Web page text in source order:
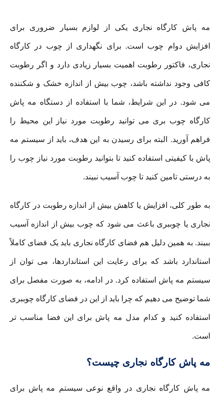
مه پاش کارگاه نجاری یکی از لوازم بسیار ضروری برای
افزایش دوام چوب است. برای نگهداری از چوب در کارگاه
نجاری، فاکتور رطوبت اهمیت بسیار زیادی دارد و اگر رطوبت
کافی وجود نداشته باشد، چوب بیش از اندازه خشک و شکننده
می شود. در این شرایط، شما با استفاده از دستگاه مه پاش
کارگاه چوب بری می توانید رطوبت مورد نیاز این محیط را
فراهم آورید. البته برای رسیدن به این هدف، باید از سیستم مه
پاش با کیفیتی استفاده کنید تا بتوانید رطوبت مورد نیاز چوب را
به درستی تامین کنید تا چوب آسیب نبیند.
به طور کلی، افزایش یا کاهش بیش از اندازه رطوبت در کارگاه
نجاری یا چوببری باعث می شود که چوب بیش از اندازه آسیب
ببیند. به همین دلیل هم فضای کارگاه نجاری باید یک فضای کاملاً
استاندارد باشد که برای رعایت این استانداردها، می توان از
سیستم مه پاش استفاده کرد. در ادامه، به صورت مفصل برای
شما توضیح می دهیم که چرا باید از این در فضای کارگاه چوببری
استفاده کنید و کدام مدل مه پاش برای این فضا مناسب تر
است.
مه پاش کارگاه نجاری چیست؟
مه پاش کارگاه نجاری در واقع نوعی سیستم مه پاش برای